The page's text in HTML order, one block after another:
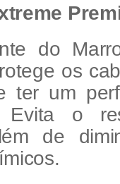
do
os
ter um
Evita o
de